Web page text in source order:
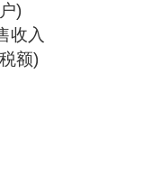
)
收入
额)